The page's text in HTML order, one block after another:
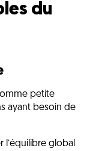
du
petite
ayant besoin de
l’équilibre global